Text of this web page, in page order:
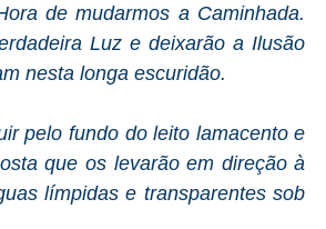
de mudarmos a Caminhada.
Luz e deixarão a Ilusão
nesta longa escuridão.
pelo fundo do leito lamacento e
que os levarão em direção à
límpidas e transparentes sob